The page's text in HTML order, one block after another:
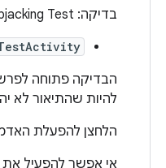
בדיקה: Cts Verifier > Device Administration > Device Admin Tapjacking Test
הבדיקה פתוחה
להיות שהתיאור לא
הלחצן להפעלת
אי אפשר להפעיל את